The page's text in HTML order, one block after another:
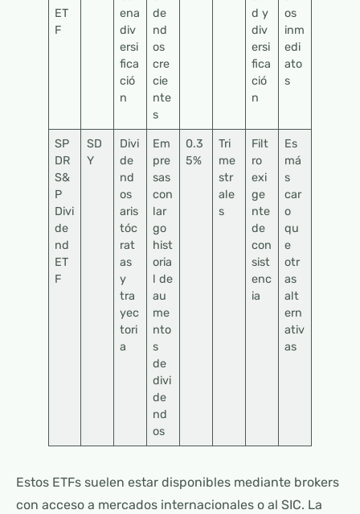
ET
F
ena
div
ersi
fica
ció
n
de
nd
os
cre
cie
nte
s
d y
div
ersi
fica
ció
n
os
inm
edi
ato
s
SP
DR
S&
P
Divi
de
nd
ET
F
SD
Y
Divi
de
nd
os
aris
tóc
rat
as
y
tra
yec
tori
a
Em
pre
sas
con
lar
go
hist
oria
l de
au
me
nto
s
de
divi
de
nd
os
0.3
5%
Tri
me
str
ale
s
Filt
ro
exi
ge
nte
de
con
sist
enc
ia
Es
má
s
car
o
qu
e
otr
as
alt
ern
ativ
as
Estos ETFs suelen estar disponibles mediante brokers
con acceso a mercados internacionales o al SIC. La